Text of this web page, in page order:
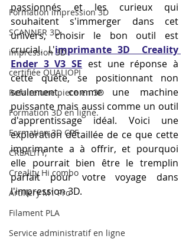
Formation impression 3D
SCANNER 3D
impression 3D
certifiée QUALIOPI
Refaire une piece en 3D
Formation 3D en ligne.
Formation 3D CPF
CREALITY,
Creality Hi combo
Artillery M1 Pro
Filament PLA
Service administratif en ligne
passionnés et les curieux qui
souhaitent s'immerger dans cet
univers, choisir le bon outil est
crucial. L'imprimante 3D  Creality
Ender 3 V3 SE est une réponse à
cette quête, se positionnant non
seulement comme une machine
puissante mais aussi comme un outil
d'apprentissage idéal. Voici une
exploration détaillée de ce que cette
imprimante a à offrir, et pourquoi
elle pourrait bien être le tremplin
parfait pour votre voyage dans
l'impression 3D.